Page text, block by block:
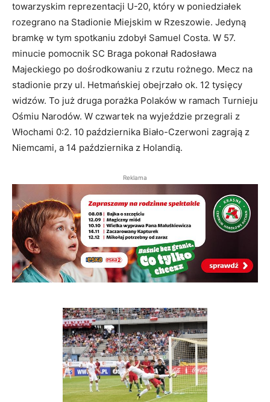
towarzyskim reprezentacji U-20, który w poniedziałek
rozegrano na Stadionie Miejskim w Rzeszowie. Jedyną
bramkę w tym spotkaniu zdobył Samuel Costa. W 57.
minucie pomocnik SC Braga pokonał Radosława
Majeckiego po dośrodkowaniu z rzutu rożnego. Mecz na
stadionie przy ul. Hetmańskiej obejrzało ok. 12 tysięcy
widzów. To już druga porażka Polaków w ramach Turnieju
Ośmiu Narodów. W czwartek na wyjeździe przegrali z
Włochami 0:2. 10 października Biało-Czerwoni zagrają z
Niemcami, a 14 października z Holandią.
Reklama